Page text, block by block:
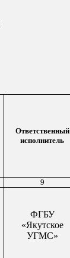
Ответственный
исполнитель
9
ФГБУ
«Якутское
УГМС»